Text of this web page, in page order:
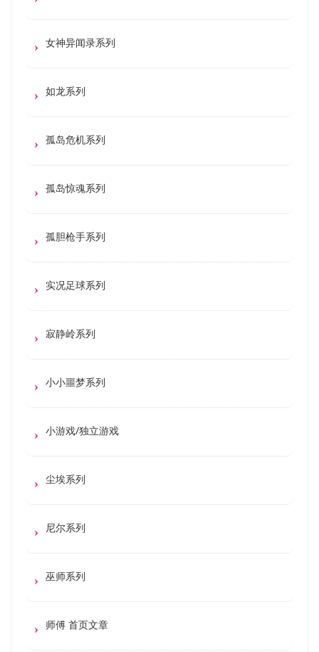
女神异闻录系列
如龙系列
孤岛危机系列
孤岛惊魂系列
孤胆枪手系列
实况足球系列
寂静岭系列
小小噩梦系列
小游戏/独立游戏
尘埃系列
尼尔系列
巫师系列
师傅 首页文章